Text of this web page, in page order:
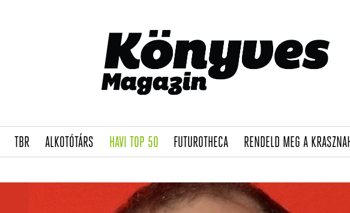
TBR(CURRENT)
ALKOTÓTÁRS(CURRENT)
HAVI TOP 50(CURRENT)
FUTUROTHECA(CURRENT)
RENDELD MEG A